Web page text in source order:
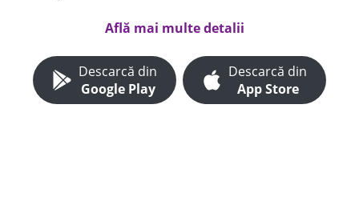
Află mai multe detalii
Descarcă din
Google Play
Descarcă din
App Store